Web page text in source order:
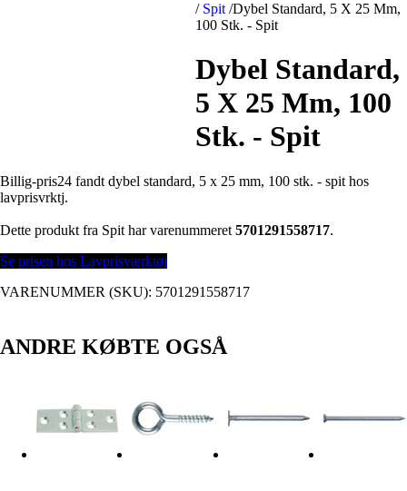
/ Spit /Dybel Standard, 5 X 25 Mm,
100 Stk. - Spit
Dybel Standard,
5 X 25 Mm, 100
Stk. - Spit
Billig-pris24 fandt dybel standard, 5 x 25 mm, 100 stk. - spit hos
lavprisvrktj.
Dette produkt fra Spit har varenummeret 5701291558717.
Se prisen hos Lavprisværktøj
VARENUMMER (SKU): 5701291558717
ANDRE KØBTE OGSÅ